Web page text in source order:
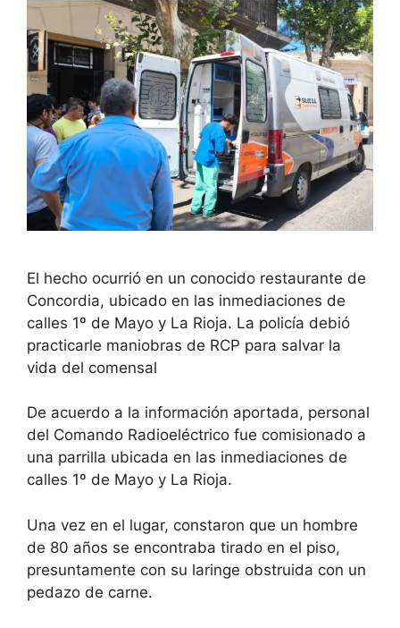
El hecho ocurrió en un conocido restaurante de
Concordia, ubicado en las inmediaciones de
calles 1º de Mayo y La Rioja. La policía debió
practicarle maniobras de RCP para salvar la
vida del comensal
De acuerdo a la información aportada, personal
del Comando Radioeléctrico fue comisionado a
una parrilla ubicada en las inmediaciones de
calles 1º de Mayo y La Rioja.
Una vez en el lugar, constaron que un hombre
de 80 años se encontraba tirado en el piso,
presuntamente con su laringe obstruida con un
pedazo de carne.